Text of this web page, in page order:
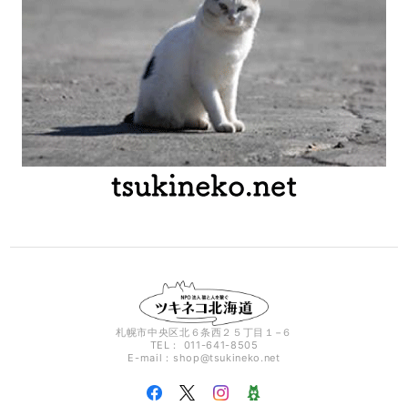
札幌市中央区北６条西２５丁目１−６
TEL： 011-641-8505
E-mail： shop@tsukineko.net